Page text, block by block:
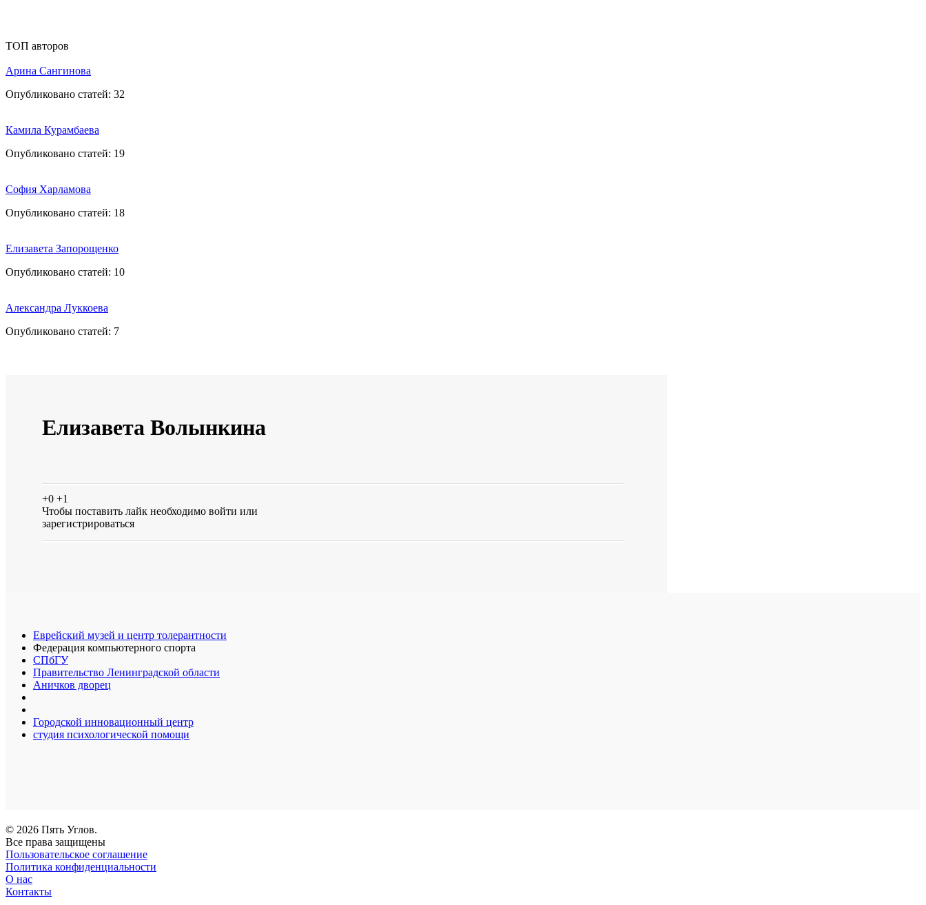
ТОП авторов
Арина Сангинова
Опубликовано статей: 32
Камила Курамбаева
Опубликовано статей: 19
София Харламова
Опубликовано статей: 18
Елизавета Запорощенко
Опубликовано статей: 10
Александра Луккоева
Опубликовано статей: 7
Елизавета Волынкина
+0 +1
Чтобы поставить лайк необходимо войти или
зарегистрироваться
Еврейский музей и центр толерантности
Федерация компьютерного спорта
СПбГУ
Правительство Ленинградской области
Аничков дворец
Городской инновационный центр
студия психологической помощи
© 2026 Пять Углов.
Все права защищены
Пользовательское соглашение
Политика конфиденциальности
О нас
Контакты